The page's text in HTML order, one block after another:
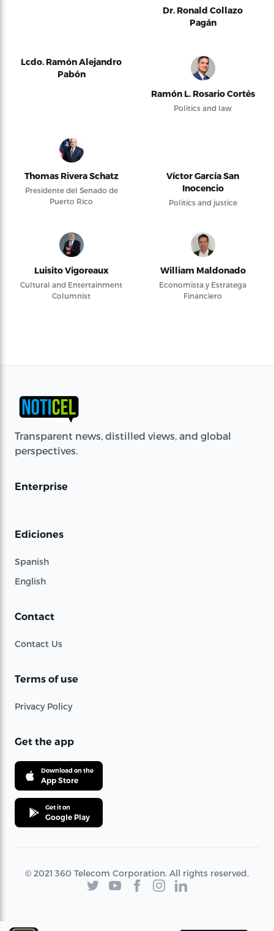
Dr. Ronald Collazo
Pagán
Lcdo. Ramón Alejandro
Pabón
Ramón L. Rosario Cortés
Politics and law
Thomas Rivera Schatz
Presidente del Senado de
Puerto Rico
Víctor García San
Inocencio
Politics and justice
Luisito Vigoreaux
Cultural and Entertainment
Columnist
William Maldonado
Economista y Estratega
Financiero
Transparent news, distilled views, and global
perspectives.
Enterprise
Ediciones
Spanish
English
Contact
Contact Us
Terms of use
Privacy Policy
Get the app
Download on the
App Store
Get it on
Google Play
© 2021 360 Telecom Corporation. All rights reserved.